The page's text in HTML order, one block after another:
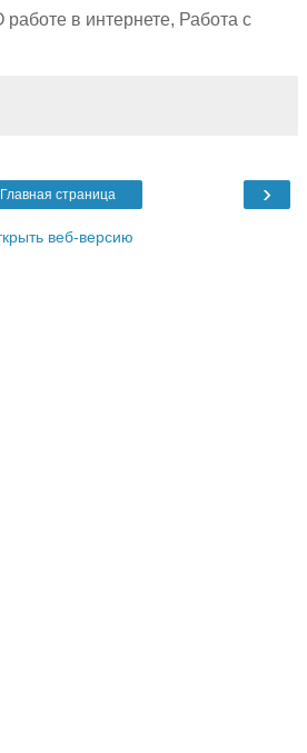
работе в интернете, Работа с
›
Главная страница
веб-версию